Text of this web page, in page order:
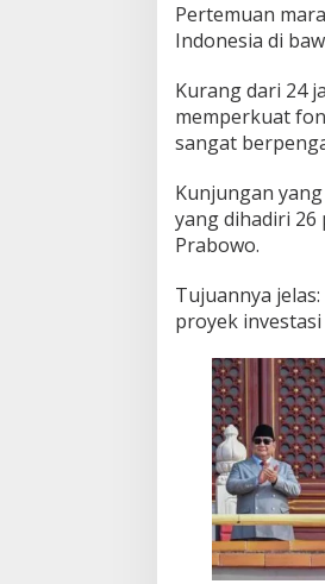
Pertemuan
Indonesia di
Kurang dari 24
memperkuat
sangat
Kunjungan
yang dihadiri 26
Prabowo.
Tujuannya
proyek